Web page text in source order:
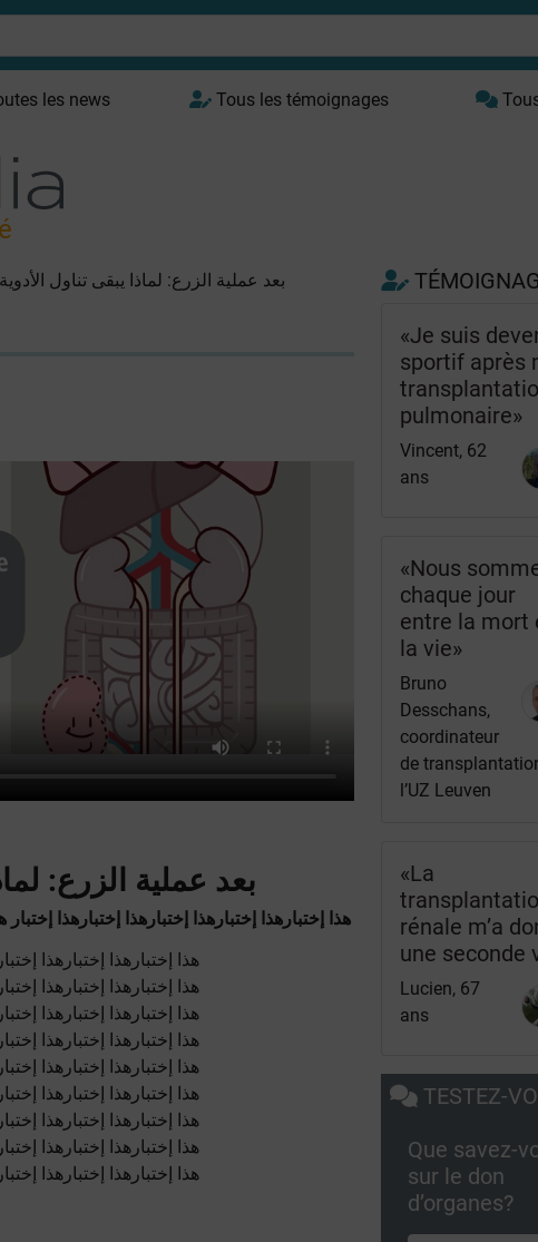
les news Tous les témoignages
بعد عملية الزرع: لماذا يبقى تناول
بعد عملية الزرع:
هذا إختبارهذا إختبارهذا إختبارهذا إختبارهذا إختبار
«Je suis
sportif après
pulmonaire»
Vincent, 62
ans
«Nous
chaque jour
entre la mort
la vie»
Bruno
Desschans,
coordinateur
de
l’UZ Leuven
«La
rénale m’a
une seconde
Lucien, 67
ans
TESTEZ-
Que savez-
sur le don
d’organes?